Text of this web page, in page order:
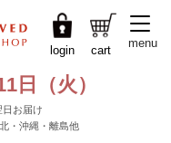
login cart
menu